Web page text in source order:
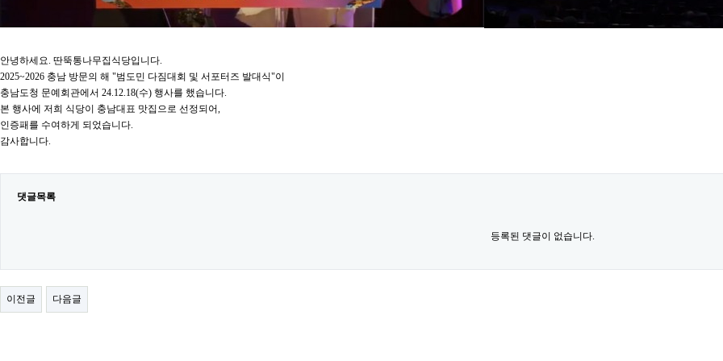
안녕하세요. 딴뚝통나무집식당입니다.
2025~2026 충남 방문의 해 "범도민 다짐대회 및 서포터즈 발대식"이
충남도청 문예회관에서 24.12.18(수) 행사를 했습니다.
본 행사에 저희 식당이 충남대표 맛집으로 선정되어,
인증패를 수여하게 되었습니다.
감사합니다.
댓글목록
등록된 댓글이 없습니다.
이전글 다음글